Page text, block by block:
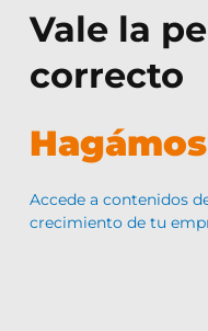
Vale la
correcto
Accede a contenidos
crecimiento de tu